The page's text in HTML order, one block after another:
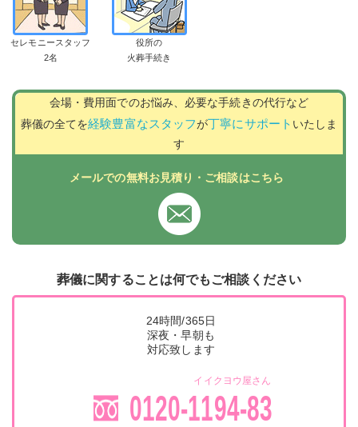
セレモニースタッフ
2名
役所の
火葬手続き
会場・費用面でのお悩み、必要な手続きの代行など
葬儀の全てを経験豊富なスタッフが丁寧にサポート いたしま
す
メールでの無料お見積り・ご相談はこちら
葬儀に関することは何でもご相談ください
24時間/365日
深夜・早朝も
対応致します
イイクヨウ屋さん
0120-1194-83